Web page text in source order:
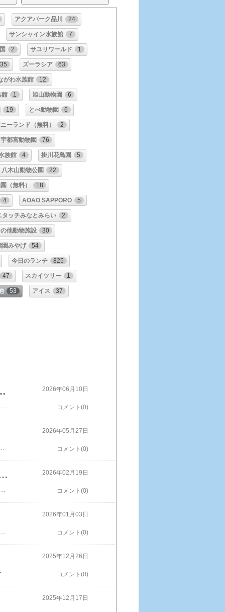
アクアパーク品川 24
サンシャイン水族館 7
2 サユリワールド 1
35 ズーラシア 63
がわ水族館 12
館 1 旭山動物園 6
19 とべ動物園 6
ーランド（無料） 2
宇都宮動物園 76
族館 4 掛川花鳥園 5
八木山動物公園 22
（無料） 18
4 AOAO SAPPORO 5
タッチみなとみらい 2
他動物施設 30
園みやげ 54
今日のランチ 825
47 スカイツリー 1
53 アイス 37
りたたみ傘 55cm 2980円 2026年06月10日
コメント(0)
2026年05月27日
コメント(0)
タントスープ ポーチ入りセット680円 2026年02月19日
コメント(0)
2026年01月03日
コメント(0)
2025年12月26日
コメント(0)
2025年12月17日